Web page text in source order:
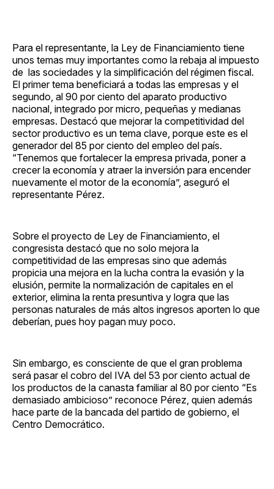
Para el representante, la Ley de Financiamiento tiene
unos temas muy importantes como la rebaja al impuesto
de las sociedades y la simplificación del régimen fiscal.
El primer tema beneficiará a todas las empresas y el
segundo, al 90 por ciento del aparato productivo
nacional, integrado por micro, pequeñas y medianas
empresas. Destacó que mejorar la competitividad del
sector productivo es un tema clave, porque este es el
generador del 85 por ciento del empleo del país.
“Tenemos que fortalecer la empresa privada, poner a
crecer la economía y atraer la inversión para encender
nuevamente el motor de la economía”, aseguró el
representante Pérez.
Sobre el proyecto de Ley de Financiamiento, el
congresista destacó que no solo mejora la
competitividad de las empresas sino que además
propicia una mejora en la lucha contra la evasión y la
elusión, permite la normalización de capitales en el
exterior, elimina la renta presuntiva y logra que las
personas naturales de más altos ingresos aporten lo que
deberían, pues hoy pagan muy poco.
Sin embargo, es consciente de que el gran problema
será pasar el cobro del IVA del 53 por ciento actual de
los productos de la canasta familiar al 80 por ciento “Es
demasiado ambicioso” reconoce Pérez, quien además
hace parte de la bancada del partido de gobierno, el
Centro Democrático.